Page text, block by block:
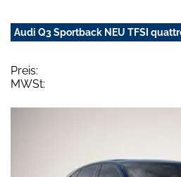
Audi Q3 Sportback NEU TFSI
Preis:
MWSt: